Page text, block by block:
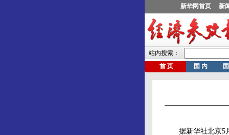
据新华社北京5月